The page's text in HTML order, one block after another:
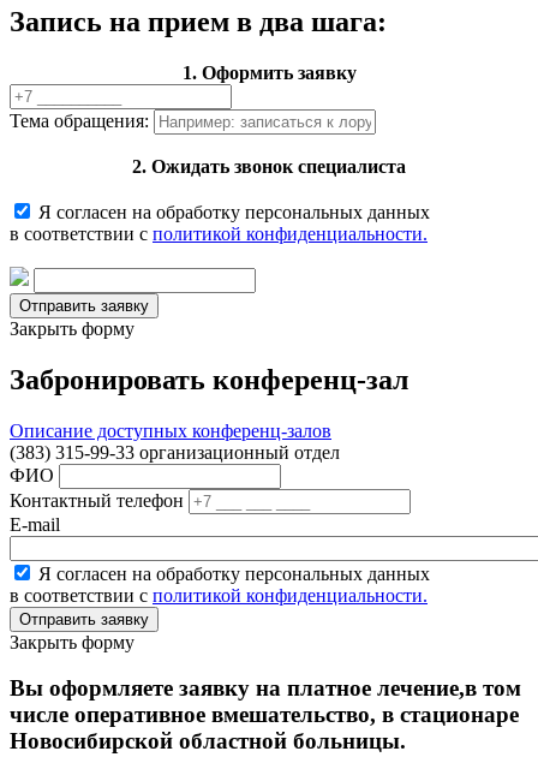
Запись на прием в два шага:
1. Оформить заявку
Тема обращения:
2. Ожидать звонок специалиста
Я согласен на обработку персональных данных
в соответствии с политикой конфиденциальности.
Закрыть форму
Забронировать конференц-зал
Описание доступных конференц-залов
(383) 315-99-33 организационный отдел
ФИО
Контактный телефон
E-mail
Я согласен на обработку персональных данных
в соответствии с политикой конфиденциальности.
Закрыть форму
Вы оформляете заявку на платное лечение,в том
числе оперативное вмешательство, в стационаре
Новосибирской областной больницы.